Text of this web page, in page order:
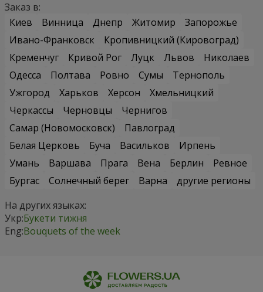
Заказ в:
Киев
Винница Днепр Житомир
Запорожье
Ивано-Франковск
Кропивницкий (Кировоград)
Кременчуг
Кривой Рог Луцк Львов
Николаев
Одесса
Полтава Ровно Сумы
Тернополь
Ужгород
Харьков Херсон
Хмельницкий
Черкассы
Черновцы
Чернигов
Самар (Новомосковск)
Павлоград
Белая Церковь
Буча Васильков
Ирпень
Умань
Варшава Прага Вена Берлин
Ревное
Бургас
Солнечный берег Варна
другие регионы
На других языках:
Укр:Букети тижня
Eng:Bouquets of the week